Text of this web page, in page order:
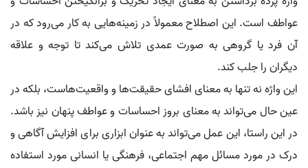
عواطف است. این اصطلاح معمولاً در زمینه‌هایی به کار می‌رود که در
آن فرد یا گروهی به صورت عمدی تلاش می‌کند تا توجه و علاقه
دیگران را جلب کند.
این واژه نه تنها به معنای افشای حقیقت‌ها و واقعیت‌هاست، بلکه در
عین حال می‌تواند به معنای بروز احساسات و عواطف پنهان نیز باشد.
در این راستا، این عمل می‌تواند به عنوان ابزاری برای افزایش آگاهی و
درک در مورد مسائل مهم اجتماعی، فرهنگی یا انسانی مورد استفاده